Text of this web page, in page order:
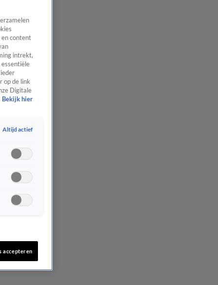
en content
intrekt,
op de link
Digitale
Bekijk hier
Altijd actief
accepteren